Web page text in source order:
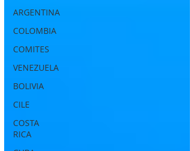
ARGENTINA
COLOMBIA
COMITES
VENEZUELA
BOLIVIA
CILE
COSTA
RICA